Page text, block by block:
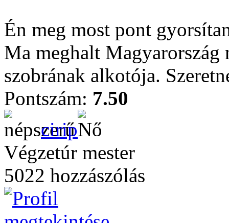
Én meg most pont
Ma meghalt Magyarország
szobrának alkotója.
Pontszám: 7.50
cirip
Végzetúr mester
5022 hozzászólás